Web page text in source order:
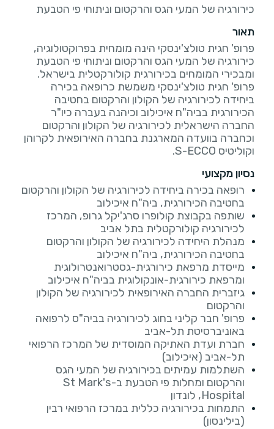
כירורגיה של המעי הגס והרקטום וניתוחי פי הטבעת
תאור
פרופ' חגית טולצ'ינסקי הינה מומחית בפרוקטולוגיה,
כירורגיה של המעי הגס והרקטום וניתוחי פי הטבעת
פרופ' חגית טולצ'ינסקי משמשת כרופאה בכירה
ביחידה לכירורגיה של הקולון והרקטום בחטיבה
הכירורגית בביה"ח איכילוב וכיהנה בעברה כיו"ר
החברה הישראלית לכירורגיה של הקולון והרקטום
וכחברה בוועדה המארגנת בחברה האירופאית לקרוהן
וקוליטיס S-ECCO.
נסיון מקצועי
רופאה בכירה ביחידה לכירורגיה של הקולון והרקטום
בחטיבה הכירורגית, ביה"ח איכילוב
שותפה בקבוצת קולופרו סרג'יקל גרופ, המרכז
לכירורגיה קולורקטלית בתל אביב
מנהלת היחידה לכירורגיה של הקולון והרקטום
בחטיבה הכירורגית, ביה"ח איכילוב
מייסדת מרפאת כירורגית-גסטרואנטרולוגית
ומרפאת כירורגית-אונקולוגית בביה"ח איכילוב
גיזברית החברה האירופאית לכירורגיה של הקולון
והרקטום
פרופ' חבר קליני בחוג לכירורגיה בביה"ס לרפואה
באוניברסיטת תל-אביב
חברת ועדת האתיקה המוסדית של המרכז הרפואי
תל-אביב (איכילוב)
השתלמות עמיתים בכירורגיה של המעי הגס
והרקטום ומחלות פי הטבעת ב-St Mark's
Hospital, לונדון
התמחות בכירורגיה כללית במרכז הרפואי רבין
(בילינסון)